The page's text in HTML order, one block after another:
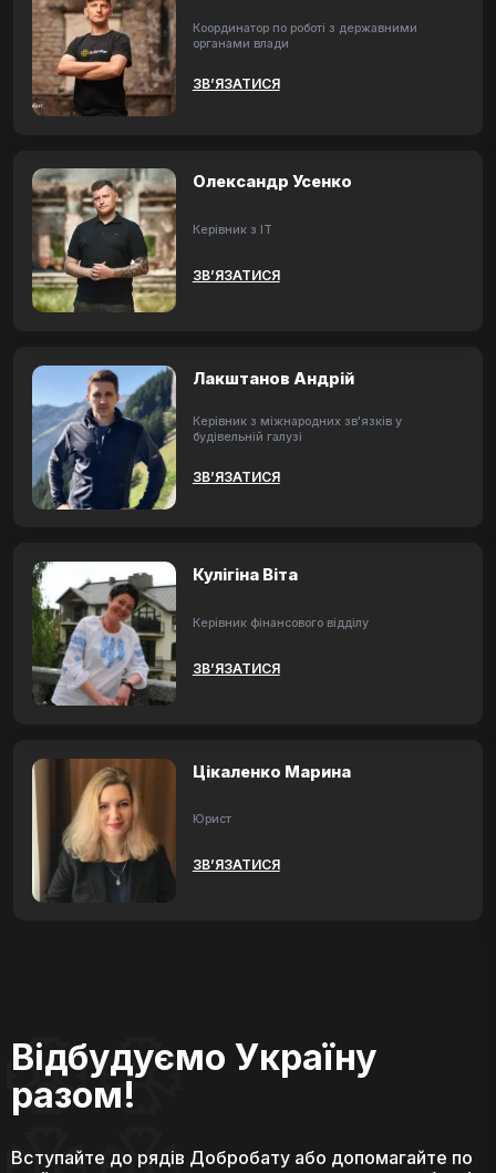
Координатор по роботі з державними
органами влади
ЗВ’ЯЗАТИСЯ
Олександр Усенко
Керівник з ІТ
ЗВ’ЯЗАТИСЯ
Лакштанов Андрій
Керівник з міжнародних зв'язків у
будівельній галузі
ЗВ’ЯЗАТИСЯ
Кулігіна Віта
Керівник фінансового відділу
ЗВ’ЯЗАТИСЯ
Цікаленко Марина
Юрист
ЗВ’ЯЗАТИСЯ
Відбудуємо Україну
разом!
Вступайте до рядів Добробату або допомагайте по